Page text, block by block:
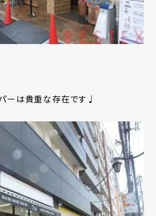
ーは貴重な存在です♩